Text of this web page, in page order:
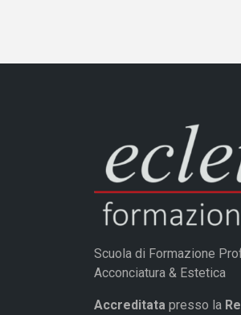
Scuola di Formazione
Acconciatura & Estetica
Accreditata presso la